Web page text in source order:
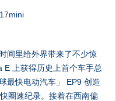
间里给外界带来了不少惊
E 上获得历史上首个车手总
最快电动汽车」 EP9 创造
圈速纪录。接着在西南偏